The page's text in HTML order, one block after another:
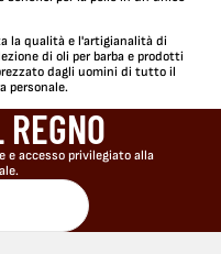
la qualità e l'artigianalità di
di oli per barba e prodotti
dagli uomini di tutto il
personale.
e accesso privilegiato alla